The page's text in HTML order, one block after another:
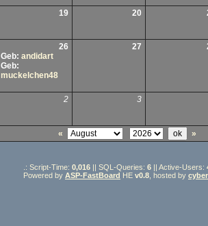
19 20
26
Geb: andidart
Geb:
muckelchen48
27
2 3
«
»
.: Script-Time: 0,016 || SQL-Queries: 6 || Active-Users:
Powered by ASP-FastBoard HE v0.8 , hosted by